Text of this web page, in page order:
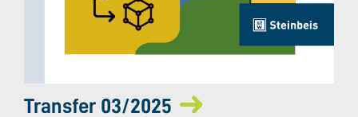
Transfer 03/2025